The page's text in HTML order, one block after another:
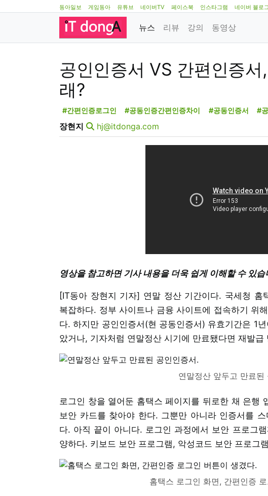
동아일보 게임동아 유튜브 네이버TV 페이스북 인스타그램 네이버 블로
뉴스 리뷰 강의 동영상
공인인증서 VS 간편인증
래?
#간편인증로그인 #공동인증간편인증차이 #공동인증서 #
장현지 hj@itdonga.com
영상을 참고하면 기사 내용을 더욱 쉽게 이해할 수 있습
[IT동아 장현지 기자] 연말 정산 기간이다. 국세청 홈
복잡하다. 정부 사이트나 금융 사이트에 접속하기 위
다. 하지만 공인인증서(현 공동인증서) 유효기간은 1
았거나, 기자처럼 연말정산 시기에 만료됐다면 재발
연말정산 앞두고 만료된
로그인 창을 열어둔 홈택스 페이지를 뒤로한 채 은행
보안 카드를 찾아야 한다. 그뿐만 아니라 인증서를
다. 아직 끝이 아니다. 로그인 과정에서 보안 프로그
양하다. 키보드 보안 프로그램, 악성코드 보안 프로그
홈택스 로그인 화면, 간편인증